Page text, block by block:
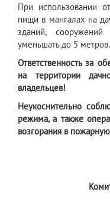
При использовании
пищи в мангалах на
зданий,
уменьшать до 5 метров.
Ответственность за
на территории
владельцев!
Неукоснительно
режима, а также
возгорания в